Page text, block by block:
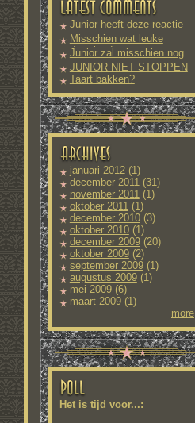
Junior heeft deze reactie
nog
Misschien wat leuke
downloads
Junior zal misschien nog
meer
JUNIOR NIET STOPPEN
Taart bakken?
januari 2012(1)
december 2011(31)
november 2011(1)
oktober 2011(1)
december 2010(3)
oktober 2010(1)
december 2009(20)
oktober 2009(2)
september 2009(1)
augustus 2009(1)
mei 2009(6)
maart 2009(1)
more
Het is tijd voor...: